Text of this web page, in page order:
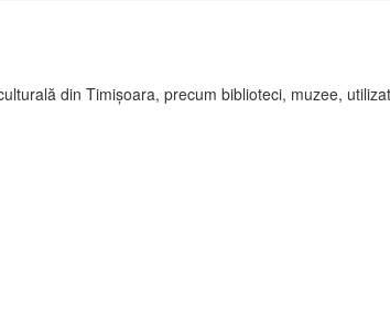
din Timișoara, precum biblioteci, muzee,